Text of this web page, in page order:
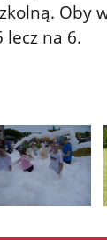
Oby
lecz na 6.